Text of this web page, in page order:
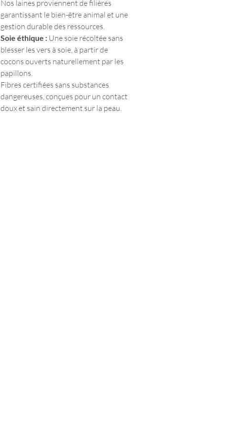
En cadeau : Une pochette de protection
hermétique vous est offerte pour mettre votre
ColorHugà l'abri et préserver la laine durant
la saison estivale.
Nos laines proviennent de filières
garantissant le bien-être animal et une
gestion durable des ressources.
Soie éthique : Une soie récoltée sans
blesser les vers à soie, à partir de
cocons ouverts naturellement par les
papillons.
Fibres certifiées sans substances
dangereuses, conçues pour un contact
doux et sain directement sur la peau.